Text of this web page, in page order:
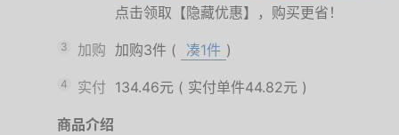
点击领取【隐藏优惠】，购买更省！
3 加购 加购3件 ( 凑1件 )
4 实付 134.46元 ( 实付单件44.82元 )
商品介绍